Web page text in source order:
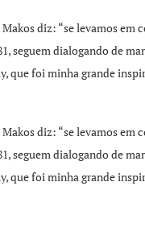
diz: “se levamos
seguem dialogando de
que foi minha grande
diz: “se levamos
seguem dialogando de
que foi minha grande